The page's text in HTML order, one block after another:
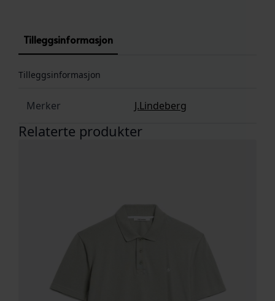
Tilleggsinformasjon
Tilleggsinformasjon
Merker J.Lindeberg
Relaterte produkter